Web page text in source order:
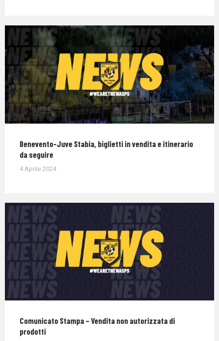
Benevento-Juve Stabia, biglietti in vendita e itinerario
da seguire
4 Aprile 2024
Comunicato Stampa – Vendita non autorizzata di
prodotti